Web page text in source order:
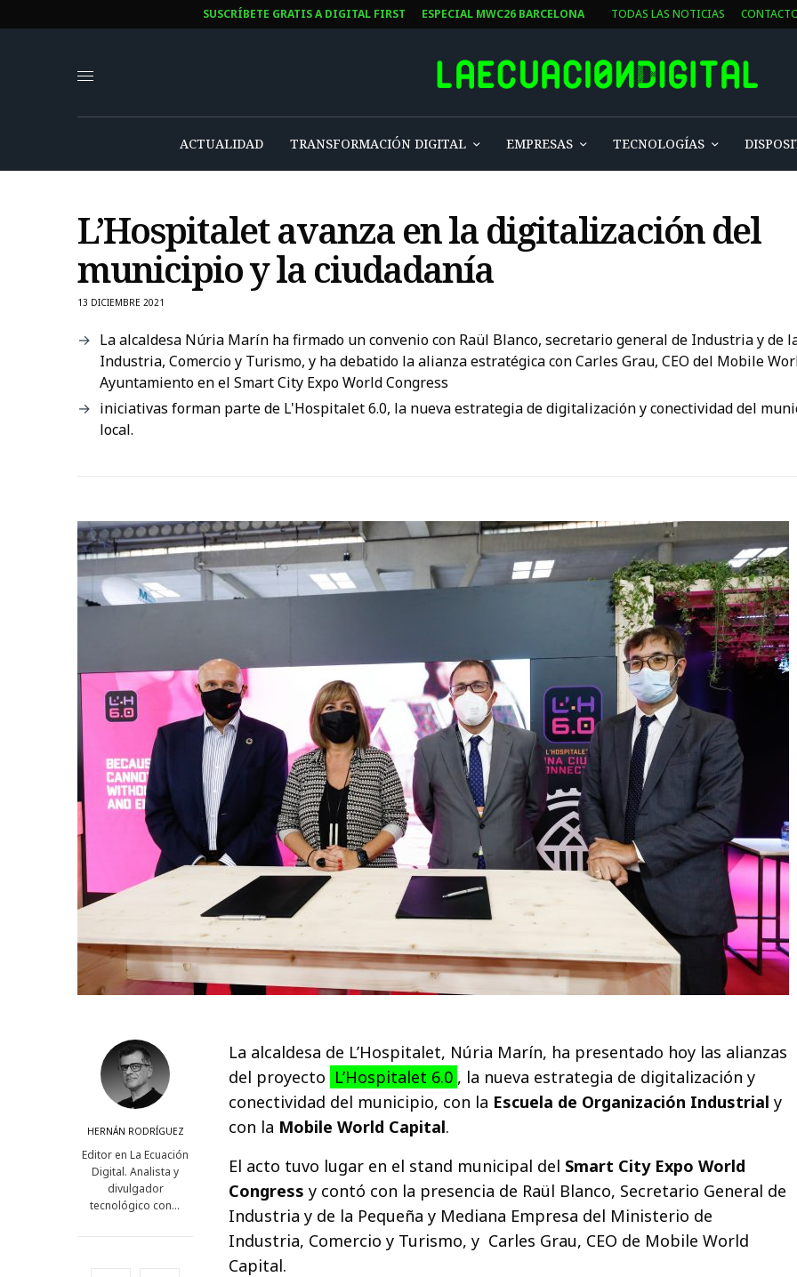
SUSCRÍBETE GRATIS A DIGITAL FIRST ESPECIAL MWC26 BARCELONA TODAS LAS NOTICIAS
ACTUALIDAD TRANSFORMACIÓN DIGITAL EMPRESAS TECNOLOGÍAS
L’Hospitalet avanza en la digitalización del
municipio y la ciudadanía
13 DICIEMBRE 2021
La alcaldesa Núria Marín ha firmado un convenio con Raül Blanco, secretario general de Industria y de
Industria, Comercio y Turismo, y ha debatido la alianza estratégica con Carles Grau, CEO del Mobile
Ayuntamiento en el Smart City Expo World Congress
iniciativas forman parte de L'Hospitalet 6.0, la nueva estrategia de digitalización y conectividad del
local.
HERNÁN RODRÍGUEZ
Editor en La Ecuación
Digital. Analista y
divulgador
tecnológico con…
La alcaldesa de L’Hospitalet, Núria Marín, ha presentado hoy las alianzas
del proyecto L’Hospitalet 6.0 , la nueva estrategia de digitalización y
conectividad del municipio, con la Escuela de Organización Industrial y
con la Mobile World Capital.
El acto tuvo lugar en el stand municipal del Smart City Expo World
Congress y contó con la presencia de Raül Blanco, Secretario General de
Industria y de la Pequeña y Mediana Empresa del Ministerio de
Industria, Comercio y Turismo, y Carles Grau, CEO de Mobile World
Capital.